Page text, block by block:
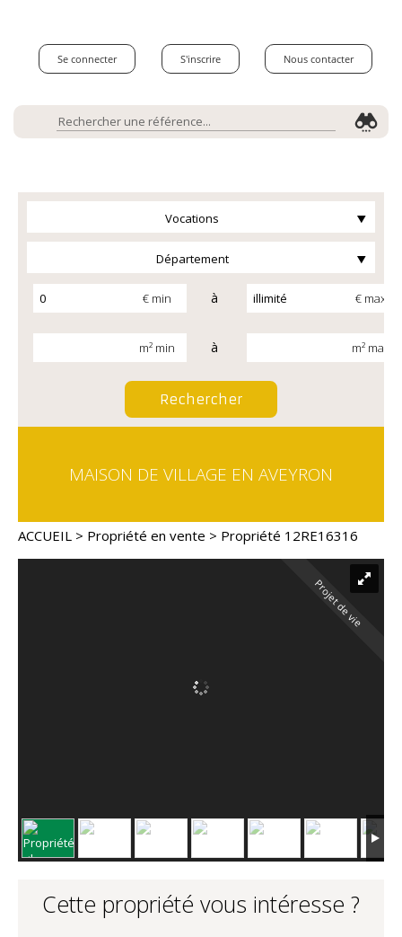
Se connecter S'inscrire Nous contacter
Vocations
Département
€ min à € max
m² min à m² max
MAISON DE VILLAGE EN AVEYRON
ACCUEIL > Propriété en vente > Propriété 12RE16316
Projet de vie
Cette propriété vous intéresse ?